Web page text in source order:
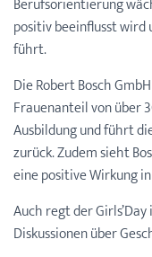
Berufsorientierung
positiv beeinflusst wird
führt.
Die Robert Bosch
Frauenanteil von über
Ausbildung und führt
zurück. Zudem sieht
eine positive Wirkung
Auch regt der
Diskussionen über